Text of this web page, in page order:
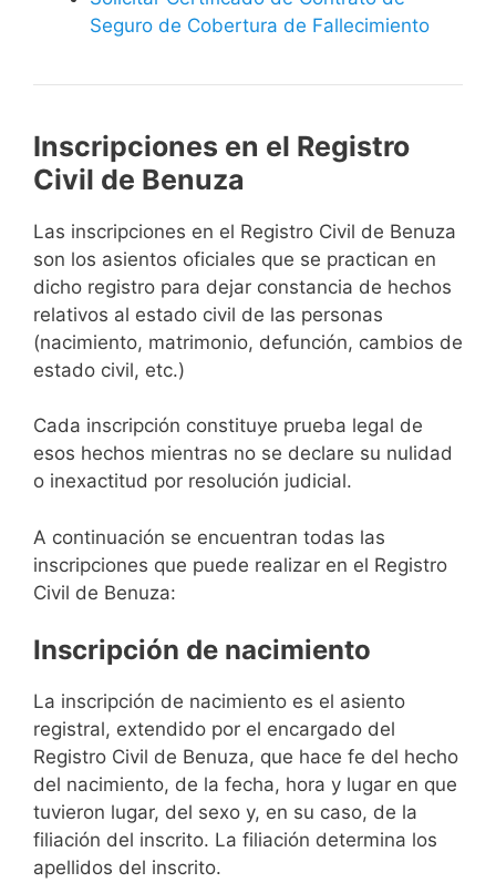
Seguro de Cobertura de Fallecimiento
Inscripciones en el Registro
Civil de Benuza
Las inscripciones en el Registro Civil de Benuza
son los asientos oficiales que se practican en
dicho registro para dejar constancia de hechos
relativos al estado civil de las personas
(nacimiento, matrimonio, defunción, cambios de
estado civil, etc.)
Cada inscripción constituye prueba legal de
esos hechos mientras no se declare su nulidad
o inexactitud por resolución judicial.
A continuación se encuentran todas las
inscripciones que puede realizar en el Registro
Civil de Benuza:
Inscripción de nacimiento
La inscripción de nacimiento es el asiento
registral, extendido por el encargado del
Registro Civil de Benuza, que hace fe del hecho
del nacimiento, de la fecha, hora y lugar en que
tuvieron lugar, del sexo y, en su caso, de la
filiación del inscrito. La filiación determina los
apellidos del inscrito.